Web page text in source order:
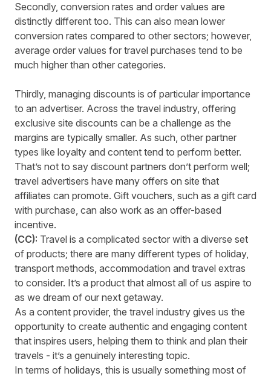
Secondly, conversion rates and order values are
distinctly different too. This can also mean lower
conversion rates compared to other sectors; however,
average order values for travel purchases tend to be
much higher than other categories.
Thirdly, managing discounts is of particular importance
to an advertiser. Across the travel industry, offering
exclusive site discounts can be a challenge as the
margins are typically smaller. As such, other partner
types like loyalty and content tend to perform better.
That’s not to say discount partners don’t perform well;
travel advertisers have many offers on site that
affiliates can promote. Gift vouchers, such as a gift card
with purchase, can also work as an offer-based
incentive.
(CC): Travel is a complicated sector with a diverse set
of products; there are many different types of holiday,
transport methods, accommodation and travel extras
to consider. It’s a product that almost all of us aspire to
as we dream of our next getaway.
As a content provider, the travel industry gives us the
opportunity to create authentic and engaging content
that inspires users, helping them to think and plan their
travels - it’s a genuinely interesting topic.
In terms of holidays, this is usually something most of